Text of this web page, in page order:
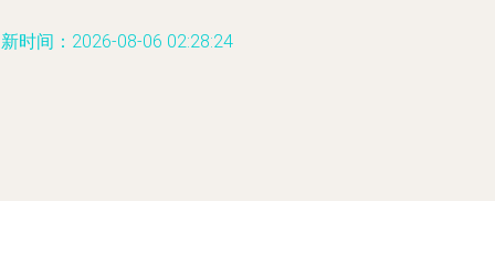
时间：2026-08-06 02:28:24